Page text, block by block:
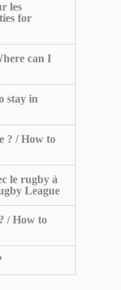
les
for
can I
stay in
? / How to
le rugby à
League
/ How to